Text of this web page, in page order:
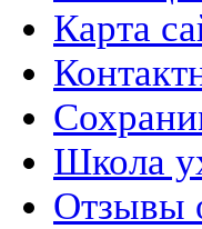
Карта
Школа
Отзывы